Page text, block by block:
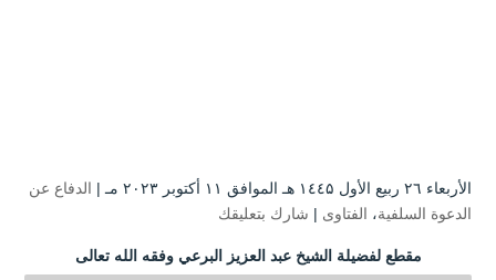
الأربعاء ۲٦ ربيع الأول ۱٤٤۵ هـ الموافق ۱۱ أكتوبر ۲۰۲۳ مـ |
الدفاع عن
الدعوة السلفية، الفتاوى | شارك بتعليقك
مقطع لفضيلة الشيخ عبد العزيز البرعي وفقه الله تعالى